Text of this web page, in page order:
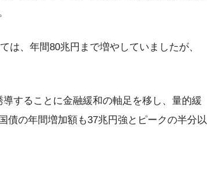
は、年間80兆円まで増やしていましたが、
することに金融緩和の軸足を移し、量的緩
債の年間増加額も37兆円強とピークの半分以